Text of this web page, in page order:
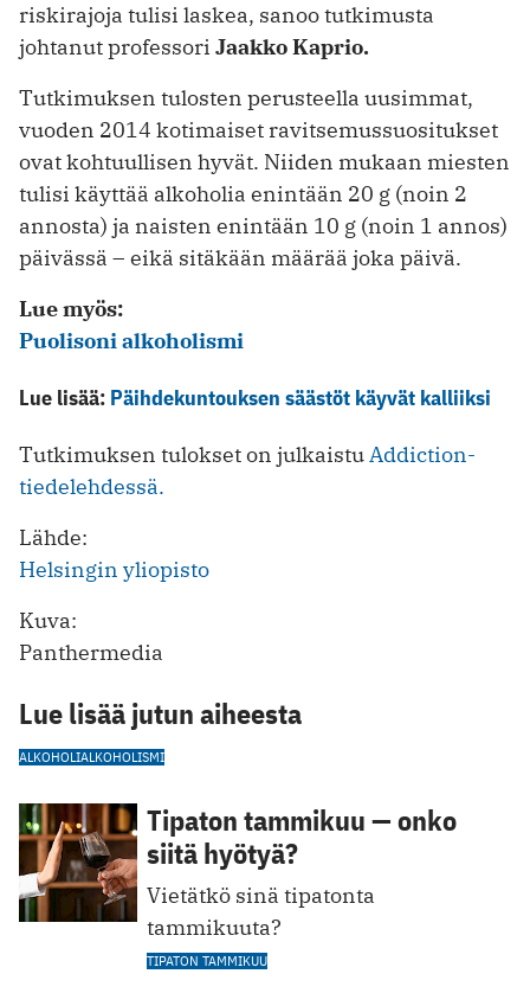
riskirajoja tulisi laskea, sanoo tutkimusta
johtanut professori Jaakko Kaprio.
Tutkimuksen tulosten perusteella uusimmat,
vuoden 2014 kotimaiset ravitsemussuositukset
ovat kohtuullisen hyvät. Niiden mukaan miesten
tulisi käyttää alkoholia enintään 20 g (noin 2
annosta) ja naisten enintään 10 g (noin 1 annos)
päivässä – eikä sitäkään määrää joka päivä.
Lue myös:
Puolisoni alkoholismi
Lue lisää: Päihdekuntouksen säästöt käyvät kalliiksi
Tutkimuksen tulokset on julkaistuAddiction-
tiedelehdessä.
Lähde:
Helsingin yliopisto
Kuva:
Panthermedia
Lue lisää jutun aiheesta
ALKOHOLIALKOHOLISMI
Tipaton tammikuu — onko
siitä hyötyä?
Vietätkö sinä tipatonta
tammikuuta?
TIPATON TAMMIKUU